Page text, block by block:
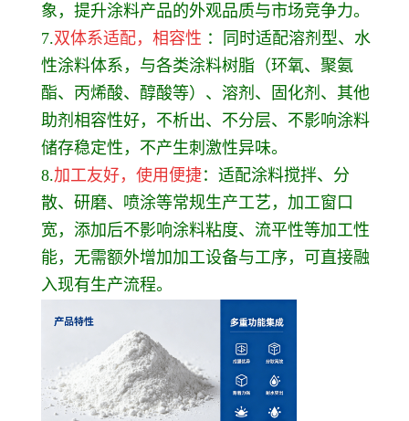
象，提升涂料产品的外观品质与市场竞争力。
7.双体系适配，相容性 ：同时适配溶剂型、水
性涂料体系，与各类涂料树脂（环氧、聚氨
酯、丙烯酸、醇酸等）、溶剂、固化剂、其他
助剂相容性好，不析出、不分层、不影响涂料
储存稳定性，不产生刺激性异味。
8.加工友好，使用便捷：适配涂料搅拌、分
散、研磨、喷涂等常规生产工艺，加工窗口
宽，添加后不影响涂料粘度、流平性等加工性
能，无需额外增加加工设备与工序，可直接融
入现有生产流程。